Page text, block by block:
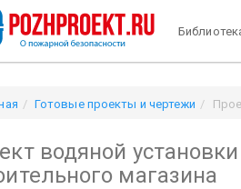
Готовые проекты и чертежи
водяной
магазина